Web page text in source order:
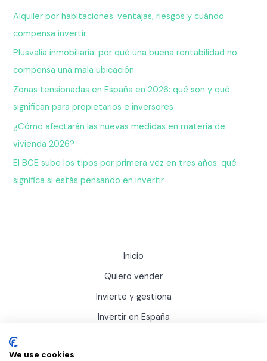
Alquiler por habitaciones: ventajas, riesgos y cuándo
compensa invertir
Plusvalía inmobiliaria: por qué una buena rentabilidad no
compensa una mala ubicación
Zonas tensionadas en España en 2026: qué son y qué
significan para propietarios e inversores
¿Cómo afectarán las nuevas medidas en materia de
vivienda 2026?
El BCE sube los tipos por primera vez en tres años: qué
significa si estás pensando en invertir
Inicio
Quiero vender
Invierte y gestiona
Invertir en España
We use cookies